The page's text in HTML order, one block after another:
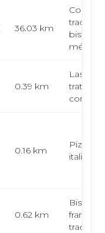
36.03 km
Corse,
bistrot,
0.39 km
corse
0.16 km
0.62 km
Bistrot,